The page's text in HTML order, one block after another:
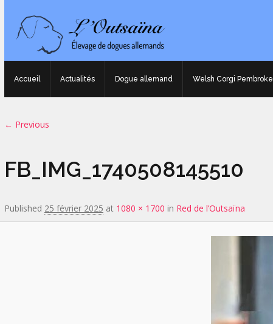
Accueil Actualités Dogue allemand Welsh Corgi Pembroke
Image navigation
← Previous
FB_IMG_1740508145510
Published 25 février 2025 at 1080 × 1700 in Red de l’Outsaïna